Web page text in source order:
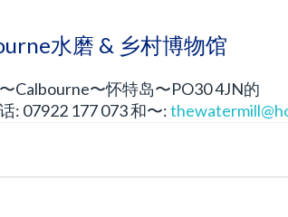
水磨 & 乡村博物馆
Calbourne〜怀特岛〜PO30 4JN的
: 07922 177 073 和〜: